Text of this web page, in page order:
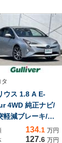
タ
ウス 1.8 A E-
4WD 純正ナビ/
軽減ブレーキ/レ
キープアシスト/
ダークルーズコ
134.1 万円
127.6 万円